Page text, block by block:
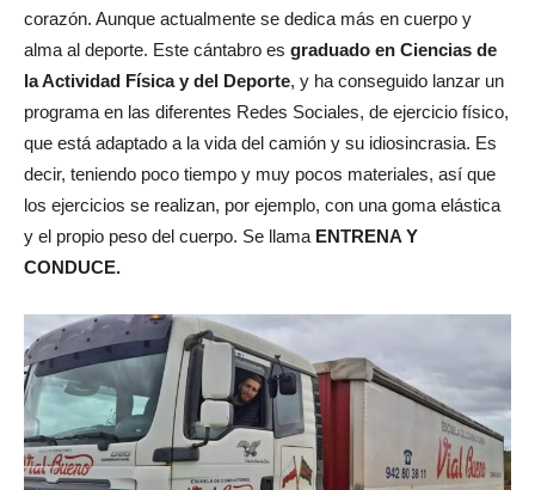
corazón. Aunque actualmente se dedica más en cuerpo y
alma al deporte. Este cántabro es graduado en Ciencias de
la Actividad Física y del Deporte, y ha conseguido lanzar un
programa en las diferentes Redes Sociales, de ejercicio físico,
que está adaptado a la vida del camión y su idiosincrasia. Es
decir, teniendo poco tiempo y muy pocos materiales, así que
los ejercicios se realizan, por ejemplo, con una goma elástica
y el propio peso del cuerpo. Se llama ENTRENA Y
CONDUCE.